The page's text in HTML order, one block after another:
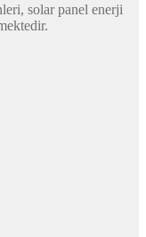
solar panel enerji